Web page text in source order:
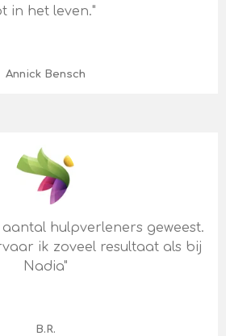
in het leven."
Annick Bensch
hulpverleners geweest.
ik zoveel resultaat als bij
Nadia"
B.R.